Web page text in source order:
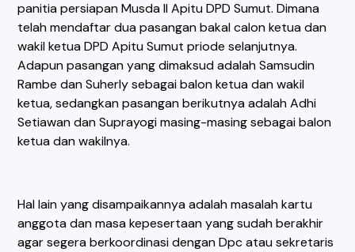
panitia persiapan Musda II Apitu DPD Sumut. Dimana
telah mendaftar dua pasangan bakal calon ketua dan
wakil ketua DPD Apitu Sumut priode selanjutnya.
Adapun pasangan yang dimaksud adalah Samsudin
Rambe dan Suherly sebagai balon ketua dan wakil
ketua, sedangkan pasangan berikutnya adalah Adhi
Setiawan dan Suprayogi masing-masing sebagai balon
ketua dan wakilnya.
Hal lain yang disampaikannya adalah masalah kartu
anggota dan masa kepesertaan yang sudah berakhir
agar segera berkoordinasi dengan Dpc atau sekretaris